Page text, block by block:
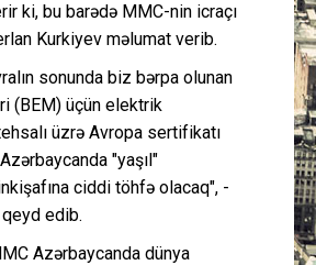
ki, bu barədə MMC-nin icraçı
Kurkiyev məlumat verib.
sonunda biz bərpa olunan
(BEM) üçün elektrik
üzrə Avropa sertifikatı
"yaşıl"
ciddi töhfə olacaq", -
edib.
Azərbaycanda dünya